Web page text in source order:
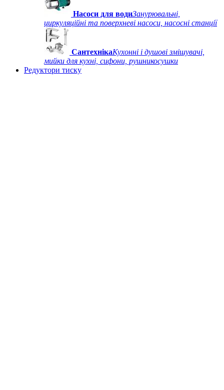
Насоси для водиЗанурювальні,
циркуляційні та поверхневі насоси, насосні станції
СантехнікаКухонні і душові змішувачі,
мийки для кухні, сифони, рушникосушки
Редуктори тиску